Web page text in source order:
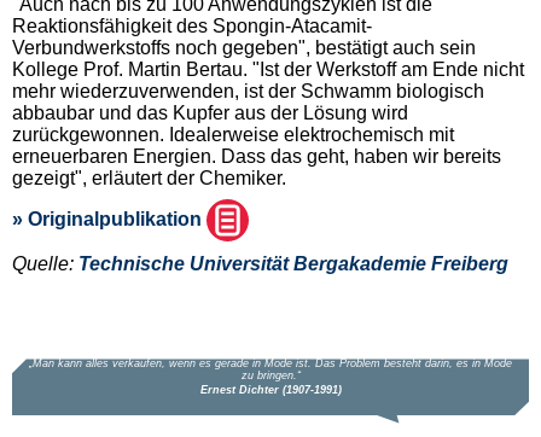
Reaktionsfähigkeit des Spongin-Atacamit-
Verbundwerkstoffs noch gegeben", bestätigt auch sein
Kollege Prof. Martin Bertau. "Ist der Werkstoff am Ende nicht
mehr wiederzuverwenden, ist der Schwamm biologisch
abbaubar und das Kupfer aus der Lösung wird
zurückgewonnen. Idealerweise elektrochemisch mit
erneuerbaren Energien. Dass das geht, haben wir bereits
gezeigt", erläutert der Chemiker.
» Originalpublikation
Quelle: Technische Universität Bergakademie Freiberg